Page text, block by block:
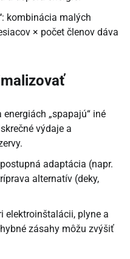
: kombinácia malých
× počet členov dáva
energiách „spapajú“ iné
výdaje a
adaptácia (napr.
alternatív (deky,
elektroinštalácii, plyne a
zásahy môžu zvýšiť